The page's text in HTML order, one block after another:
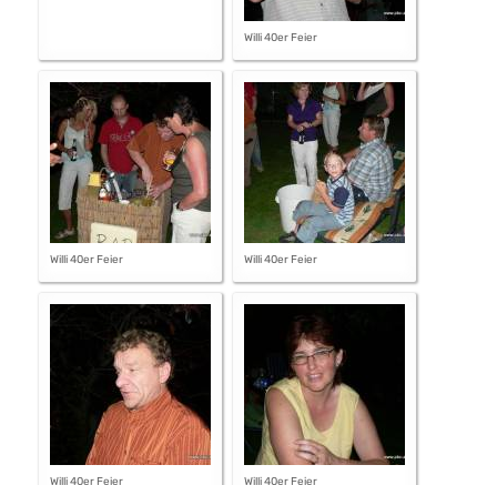
Willi 40er Feier
Willi 40er Feier Willi 40er Feier
Willi 40er Feier Willi 40er Feier